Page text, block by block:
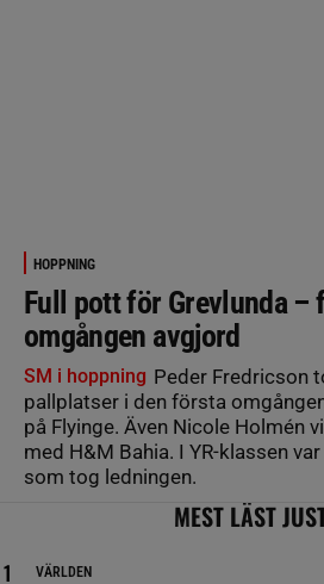
HOPPNING
Full pott för Grevlunda –
omgången avgjord
SM i hoppning Peder Fredricson
pallplatser i den första
på Flyinge. Även Nicole Holmén
med H&M Bahia. I YR-klassen
som tog ledningen.
MEST LÄST
VÄRLDEN